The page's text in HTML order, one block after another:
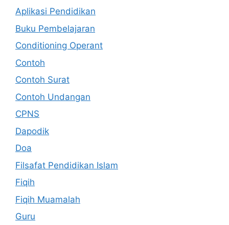
Aplikasi Pendidikan
Buku Pembelajaran
Conditioning Operant
Contoh
Contoh Surat
Contoh Undangan
CPNS
Dapodik
Doa
Filsafat Pendidikan Islam
Fiqih
Fiqih Muamalah
Guru